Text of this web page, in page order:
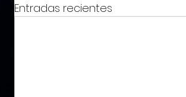
Entradas recientes